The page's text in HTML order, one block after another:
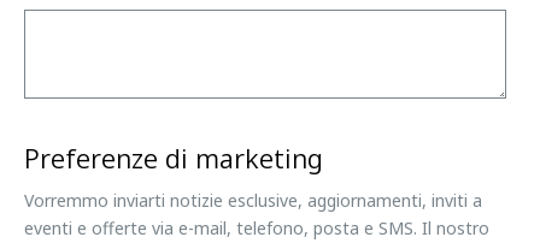
Preferenze di marketing
Vorremmo inviarti notizie esclusive, aggiornamenti, inviti a
eventi e offerte via e-mail, telefono, posta e SMS. Il nostro